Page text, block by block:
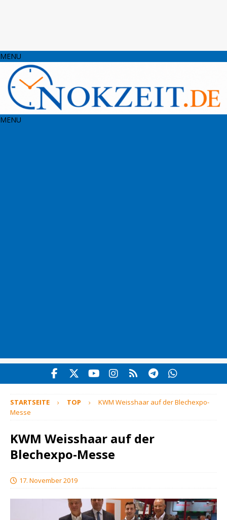
MENU
MENU
STARTSEITE TOP
KWM Weisshaar auf der Blechexpo-
Messe
KWM Weisshaar auf der
Blechexpo-Messe
17. November 2019